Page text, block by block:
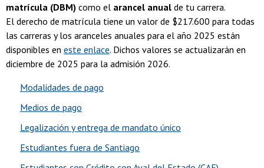
matrícula (DBM) como el arancel anual de tu carrera.
El derecho de matrícula tiene un valor de $217.600 para todas
las carreras y los aranceles anuales para el año 2025 están
disponibles en este enlace. Dichos valores se actualizarán en
diciembre de 2025 para la admisión 2026.
Modalidades de pago
Medios de pago
Legalización y entrega de mandato único
Estudiantes fuera de Santiago